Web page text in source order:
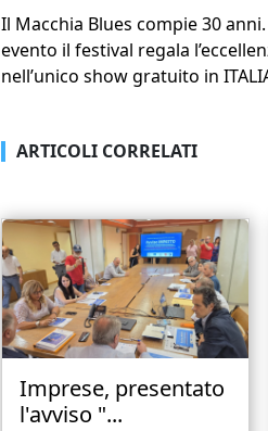
Il Macchia Blues compie 30
evento il festival regala
nell’unico show gratuito in
ARTICOLI CORRELATI
Imprese, presentato
l'avviso "...